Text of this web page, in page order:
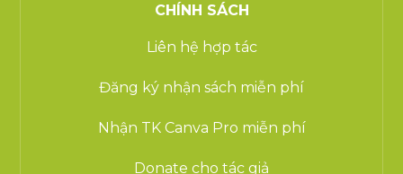
CHÍNH SÁCH
Liên hệ hợp tác
Đăng ký nhận sách miễn phí
Nhận TK Canva Pro miễn phí
Donate cho tác giả